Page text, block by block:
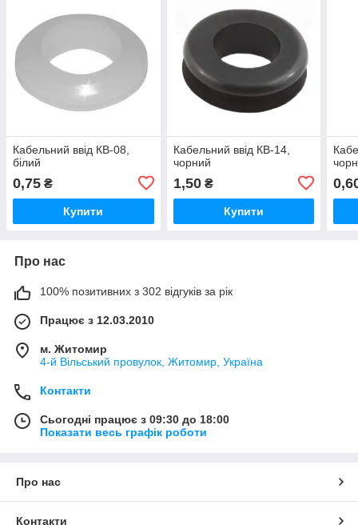
Кабельний ввід КВ-08,
білий
0,75 ₴
Купити
Кабельний ввід КВ-14,
чорний
1,50₴
Купити
Про нас
100% позитивних з 302 відгуків за рік
Працює з 12.03.2010
м. Житомир
4-й Вільський провулок, Житомир, Україна
Контакти
Сьогодні працює з 09:30 до 18:00
Показати весь графік роботи
Про нас
Контакти